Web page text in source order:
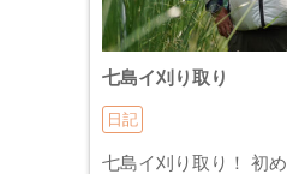
七島イ刈り取り
日記
七島イ刈り取り！ 初